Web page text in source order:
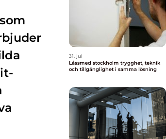
31. jul
Låssmed stockholm trygghet, teknik
och tillgänglighet i samma lösning